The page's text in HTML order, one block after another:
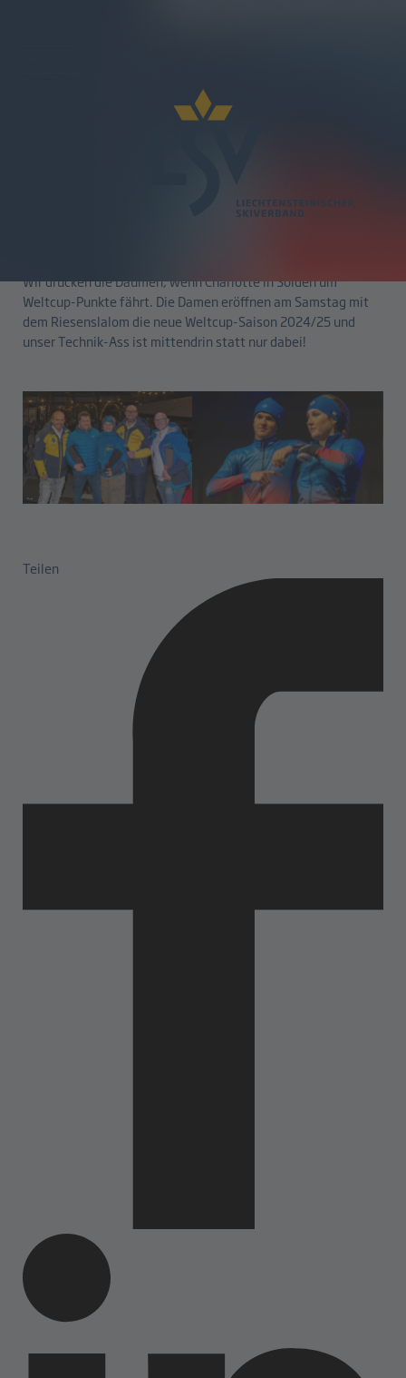
Wir drücken die Daumen, wenn Charlotte in Sölden um
Weltcup-Punkte fährt. Die Damen eröffnen am Samstag mit
dem Riesenslalom die neue Weltcup-Saison 2024/25 und
unser Technik-Ass ist mittendrin statt nur dabei!
Teilen